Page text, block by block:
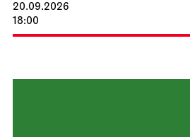
20.09.2026
18:00